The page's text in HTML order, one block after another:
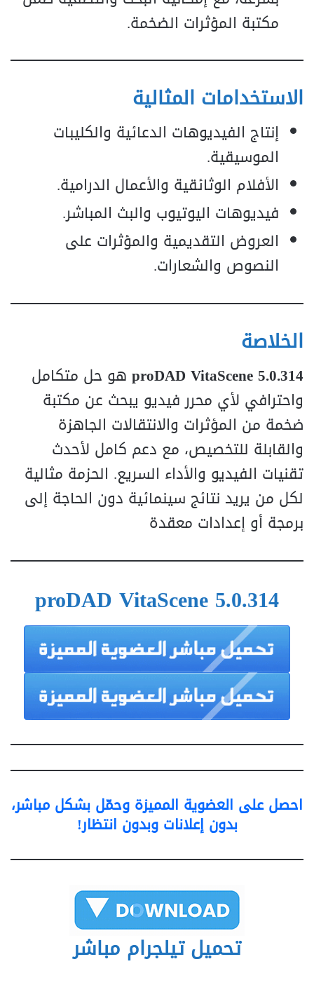
مكتبة المؤثرات الضخمة.
الاستخدامات المثالية
إنتاج الفيديوهات الدعائية والكليبات
الموسيقية.
الأفلام الوثائقية والأعمال الدرامية.
فيديوهات اليوتيوب والبث المباشر.
العروض التقديمية والمؤثرات على
النصوص والشعارات.
الخلاصة
proDAD VitaScene 5.0.314 هو حل متكامل
واحترافي لأي محرر فيديو يبحث عن مكتبة
ضخمة من المؤثرات والانتقالات الجاهزة
والقابلة للتخصيص، مع دعم كامل لأحدث
تقنيات الفيديو والأداء السريع. الحزمة مثالية
لكل من يريد نتائج سينمائية دون الحاجة إلى
برمجة أو إعدادات معقدة
proDAD VitaScene 5.0.314
احصل على العضوية المميزة وحمّل بشكل مباشر،
بدون إعلانات وبدون انتظار!
تحميل تيلجرام مباشر